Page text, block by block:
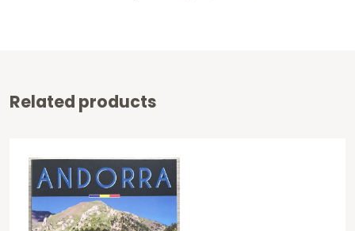
Related products